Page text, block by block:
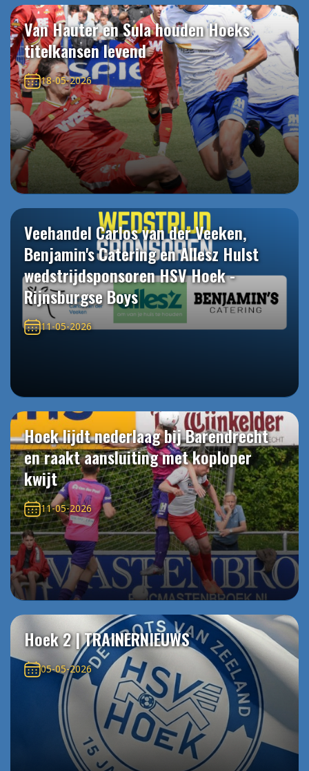
Van Hauter en Sula houden Hoeks
titelkansen levend
18-05-2026
Veehandel Carlos van der Veeken,
Benjamin's Catering en Allesz Hulst
wedstrijdsponsoren HSV Hoek -
Rijnsburgse Boys
11-05-2026
Hoek lijdt nederlaag bij Barendrecht
en raakt aansluiting met koploper
kwijt
11-05-2026
Hoek 2 | TRAINERNIEUWS
05-05-2026